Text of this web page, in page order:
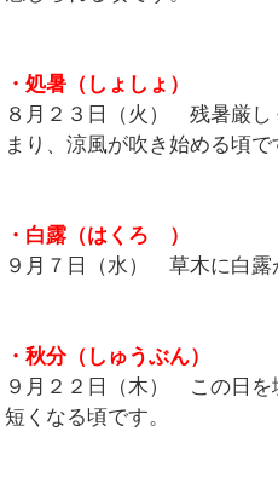
・処暑（しょしょ）
８月２３日（火） 残暑厳し
まり、涼風が吹き始める頃で
・白露（はくろ ）
９月７日（水） 草木に白露
・秋分（しゅうぶん）
９月２２日（木） この日を
短くなる頃です。